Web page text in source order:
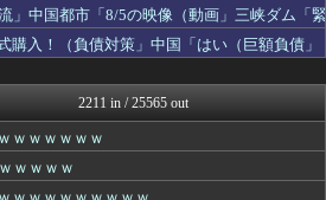
」中国都市「8/5の映像（動画」三峡ダム「緊
入！（負債対策」中国「はい（巨額負債」
2211 in / 25565 out
ｗｗｗｗｗｗ
ｗｗｗｗ